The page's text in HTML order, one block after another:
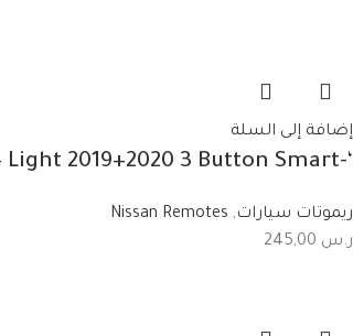
إضافة إلى السلة
‘-285E3-9UF1B Nissan Patrol Fender Remote + Light 2019+2020 3 Button Smart
ريموتات سيارات,
Nissan Remotes
ر.س